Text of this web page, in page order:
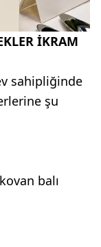
İKRAM
sahipliğinde
şu
balı